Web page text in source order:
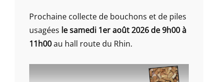
Prochaine collecte de bouchons et de piles
usagées le samedi 1er août 2026 de 9h00 à
11h00au hall route du Rhin.